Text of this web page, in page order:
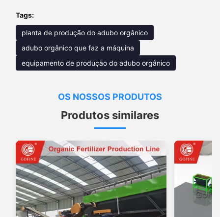
Tags:
planta de produção do adubo orgânico
adubo orgânico que faz a máquina
equipamento de produção do adubo orgânico
OS NOSSOS PRODUTOS
Produtos similares